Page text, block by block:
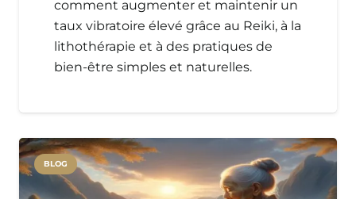
comment augmenter et maintenir un
taux vibratoire élevé grâce au Reiki, à la
lithothérapie et à des pratiques de
bien-être simples et naturelles.
BLOG